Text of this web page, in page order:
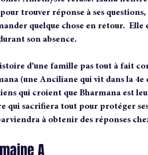
trouver réponse à ses
quelque chose en retour.
son absence.
d’une famille pas tout à fait
(une Anciliane qui vit dans la
qui croient que Bharmana est
qui sacrifiera tout pour protéger
à obtenir des réponses
A